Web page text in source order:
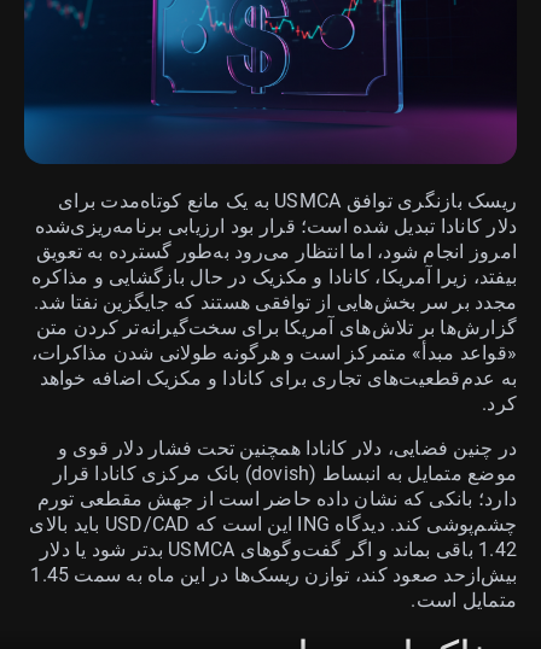
ریسک بازنگری توافق USMCA به یک مانع کوتاه‌مدت برای
دلار کانادا تبدیل شده است؛ قرار بود ارزیابی برنامه‌ریزی‌شده
امروز انجام شود، اما انتظار می‌رود به‌طور گسترده به تعویق
بیفتد، زیرا آمریکا، کانادا و مکزیک در حال بازگشایی و مذاکره
مجدد بر سر بخش‌هایی از توافقی هستند که جایگزین نفتا شد.
گزارش‌ها بر تلاش‌های آمریکا برای سخت‌گیرانه‌تر کردن متن
«قواعد مبدأ» متمرکز است و هرگونه طولانی شدن مذاکرات،
به عدم‌قطعیت‌های تجاری برای کانادا و مکزیک اضافه خواهد
کرد.
در چنین فضایی، دلار کانادا همچنین تحت فشار دلار قوی و
موضع متمایل به انبساط (dovish) بانک مرکزی کانادا قرار
دارد؛ بانکی که نشان داده حاضر است از جهش مقطعی تورم
چشم‌پوشی کند. دیدگاه ING این است که USD/CAD باید بالای
1.42 باقی بماند و اگر گفت‌وگوهای USMCA بدتر شود یا دلار
بیش‌ازحد صعود کند، توازن ریسک‌ها در این ماه به سمت 1.45
متمایل است.